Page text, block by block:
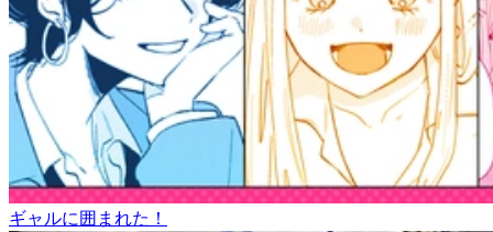
ギャルに囲まれた！